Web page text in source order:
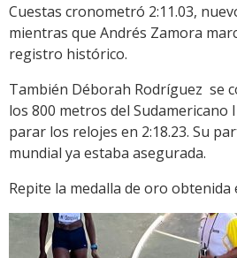
Cuestas cronometró 2:11.03,
mientras que Andrés Zamora
registro histórico.
También Déborah Rodríguez se
los 800 metros del Sudamericano
parar los relojes en 2:18.23. Su
mundial ya estaba asegurada.
Repite la medalla de oro obtenida